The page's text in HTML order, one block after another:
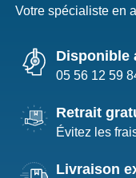
Votre spécialiste en
Disponible
05 56 12 59
Retrait
Évitez les
Livraison